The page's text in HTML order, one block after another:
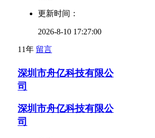
更新时间：
2026-8-10 17:27:00
11年 留言
深圳市舟亿科技有限公
司
深圳市舟亿科技有限公
司